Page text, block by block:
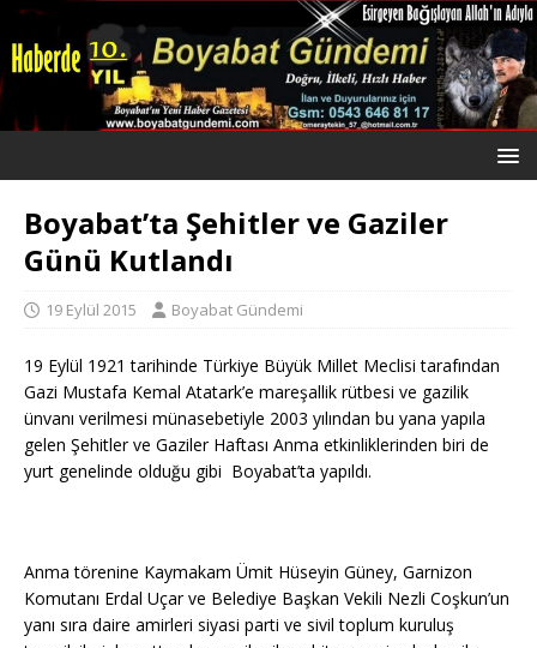
Boyabat’ta Şehitler ve Gaziler
Günü Kutlandı
19 Eylül 2015 Boyabat Gündemi
19 Eylül 1921 tarihinde Türkiye Büyük Millet Meclisi tarafından
Gazi Mustafa Kemal Atatark’e mareşallik rütbesi ve gazilik
ünvanı verilmesi münasebetiyle 2003 yılından bu yana yapıla
gelen Şehitler ve Gaziler Haftası Anma etkinliklerinden biri de
yurt genelinde olduğu gibi Boyabat’ta yapıldı.
Anma törenine Kaymakam Ümit Hüseyin Güney, Garnizon
Komutanı Erdal Uçar ve Belediye Başkan Vekili Nezli Coşkun’un
yanı sıra daire amirleri siyasi parti ve sivil toplum kuruluş